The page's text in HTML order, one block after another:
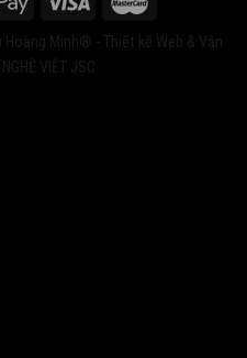
Minh® - Thiết kế Web & Vận
VIỆT JSC